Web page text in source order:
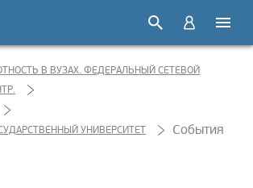
В ВУЗАХ. ФЕДЕРАЛЬНЫЙ СЕТЕВОЙ
УНИВЕРСИТЕТ
События